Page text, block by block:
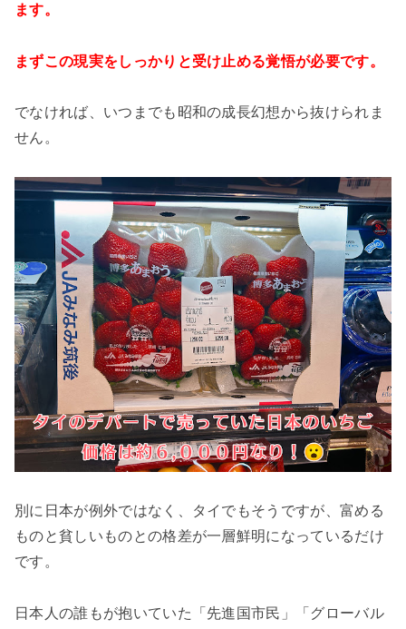
ます。
まずこの現実をしっかりと受け止める覚悟が必要です。
でなければ、いつまでも昭和の成長幻想から抜けられま
せん。
別に日本が例外ではなく、タイでもそうですが、富める
ものと貧しいものとの格差が一層鮮明になっているだけ
です。
日本人の誰もが抱いていた「先進国市民」「グローバル